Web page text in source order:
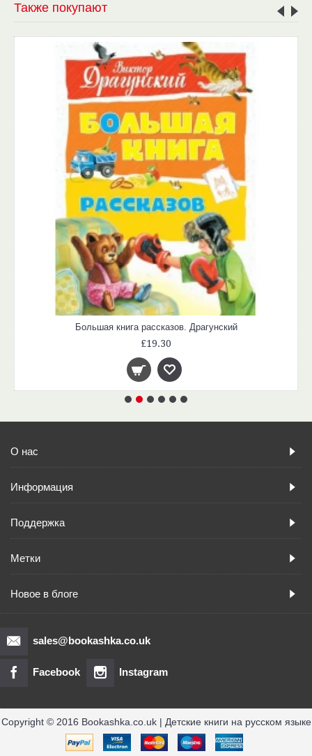
Также покупают
Большая книга рассказов. Драгунский
£19.30
О нас
Информация
Поддержка
Метки
Новое в блоге
sales@bookashka.co.uk
Facebook Instagram
Copyright © 2016 Bookashka.co.uk | Детские книги на русском языке